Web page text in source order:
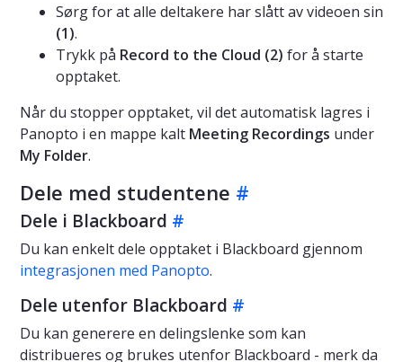
Sørg for at alle deltakere har slått av videoen sin
(1).
Trykk på Record to the Cloud (2) for å starte
opptaket.
Når du stopper opptaket, vil det automatisk lagres i
Panopto i en mappe kalt Meeting Recordings under
My Folder.
Dele med studentene #
Dele i Blackboard #
Du kan enkelt dele opptaket i Blackboard gjennom
integrasjonen med Panopto.
Dele utenfor Blackboard #
Du kan generere en delingslenke som kan
distribueres og brukes utenfor Blackboard - merk da